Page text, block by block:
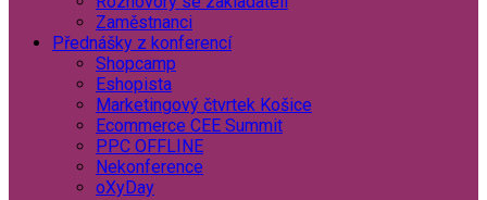
Zaměstnanci
Přednášky z konferencí
Shopcamp
Eshopista
Marketingový čtvrtek Košice
Ecommerce CEE Summit
PPC OFFLINE
Nekonference
oXyDay